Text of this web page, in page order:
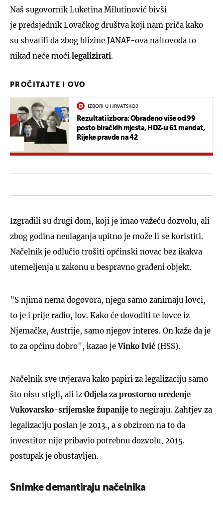
Naš sugovornik Luketina Milutinović bivši
je predsjednik Lovačkog društva koji nam priča kako
su shvatili da zbog blizine JANAF-ova naftovoda to
nikad neće moći legalizirati.
PROČITAJTE I OVO
IZBORI U HRVATSKOJ
Rezultati izbora: Obrađeno više od 99
posto biračkih mjesta, HDZ-u 61 mandat,
Rijeke pravde na 42
Izgradili su drugi dom, koji je imao važeću dozvolu, ali
zbog godina neulaganja upitno je može li se koristiti.
Načelnik je odlučio trošiti općinski novac bez ikakva
utemeljenja u zakonu u bespravno građeni objekt.
"S njima nema dogovora, njega samo zanimaju lovci,
to je i prije radio, lov. Kako će dovoditi te lovce iz
Njemačke, Austrije, samo njegov interes. On kaže da je
to za općinu dobro", kazao jeVinko Ivić (HSS).
Načelnik sve uvjerava kako papiri za legalizaciju samo
što nisu stigli, ali iz Odjela za prostorno uređenje
Vukovarsko-srijemske županije to negiraju. Zahtjev za
legalizaciju poslan je 2013., a s obzirom na to da
investitor nije pribavio potrebnu dozvolu, 2015.
postupak je obustavljen.
Snimke demantiraju načelnika